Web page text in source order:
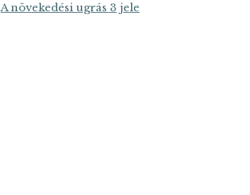
A növekedési ugrás 3 jele